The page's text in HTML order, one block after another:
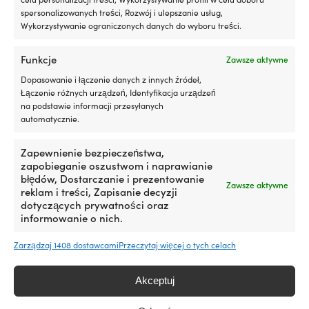
spersonalizowanych treści, Rozwój i ulepszanie usług,
Wykorzystywanie ograniczonych danych do wyboru treści.
Funkcje
Zawsze aktywne
Dopasowanie i łączenie danych z innych źródeł,
Łączenie różnych urządzeń, Identyfikacja urządzeń
na podstawie informacji przesyłanych
automatycznie.
Zapewnienie bezpieczeństwa,
zapobieganie oszustwom i naprawianie
błędów, Dostarczanie i prezentowanie
reklam i treści, Zapisanie decyzji
dotyczących prywatności oraz
informowanie o nich.
Zawsze aktywne
Zarządzaj 1408 dostawcamiPrzeczytaj więcej o tych celach
Akceptuj
wiele
wariantów.
Opcje
można
wybrać
stronie
produktu
Buty żeglarskie / buty na łódź
Grey Navy (N25), męskie
Rek.139,99€Pierwotna
cena
wynosiła:
99,99€Aktualna
cena
wynosi:
Ten
wariantów.
Opcje
można
produktu
Buty żeglarskie / buty
Skagen F-1 Offshore, Off White
/ Cobalt 2.0, męskie
Rek.139,99
produkt
Buty żeglarskie / buty na łódź
Helly Hansen Ahiga V4
Ten
produkt
Buty żeglarskie / buty na łódź
Helly Hansen Revo Sail, Navy,